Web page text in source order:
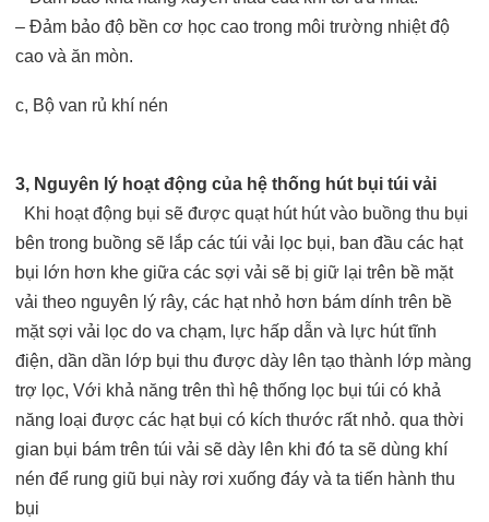
– Đảm bảo độ bền cơ học cao trong môi trường nhiệt độ
cao và ăn mòn.
c, Bộ van rủ khí nén
3, Nguyên lý hoạt động của hệ thống hút bụi túi vải
Khi hoạt động bụi sẽ được quạt hút hút vào buồng thu bụi
bên trong buồng sẽ lắp các túi vải lọc bụi, ban đầu các hạt
bụi lớn hơn khe giữa các sợi vải sẽ bị giữ lại trên bề mặt
vải theo nguyên lý rây, các hạt nhỏ hơn bám dính trên bề
mặt sợi vải lọc do va chạm, lực hấp dẫn và lực hút tĩnh
điện, dần dần lớp bụi thu được dày lên tạo thành lớp màng
trợ lọc, Với khả năng trên thì hệ thống lọc bụi túi có khả
năng loại được các hạt bụi có kích thước rất nhỏ. qua thời
gian bụi bám trên túi vải sẽ dày lên khi đó ta sẽ dùng khí
nén để rung giũ bụi này rơi xuống đáy và ta tiến hành thu
bụi